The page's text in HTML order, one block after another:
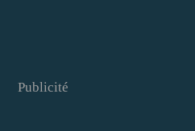
Publicité